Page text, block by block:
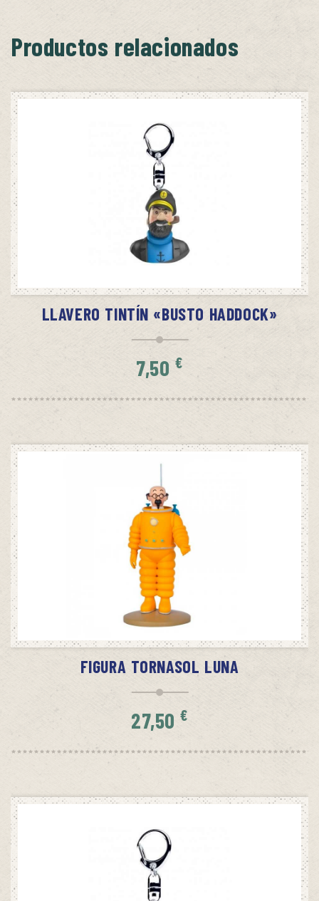
Productos relacionados
LLAVERO TINTÍN «BUSTO HADDOCK»
7,50€
AÑADIR AL CARRITO
FIGURA TORNASOL LUNA
27,50€